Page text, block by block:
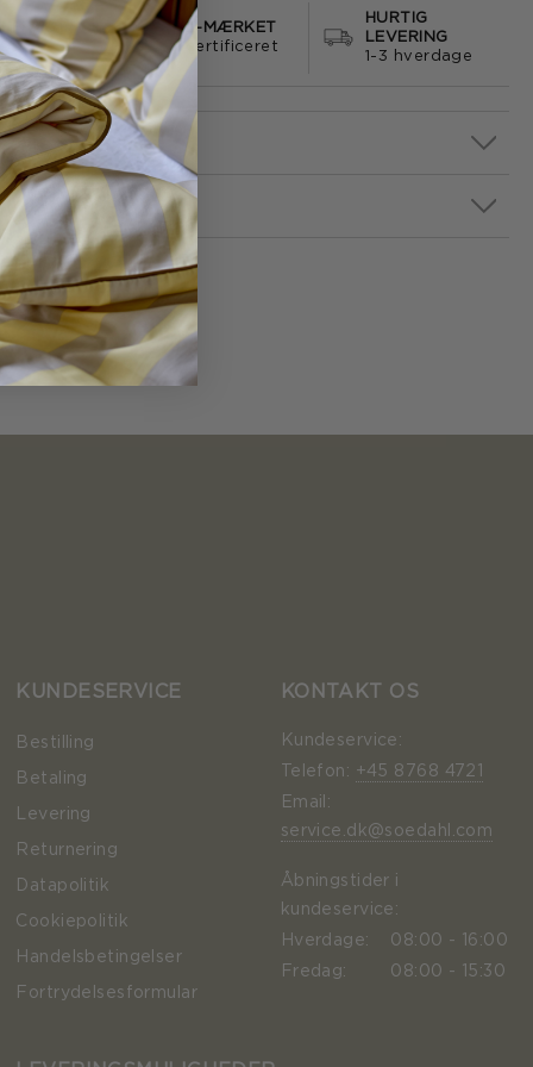
FRAGT
E-MÆRKET
certificeret
HURTIG
LEVERING
1-3 hverdage
KUNDESERVICE
Bestilling
Betaling
Levering
Returnering
Datapolitik
Cookiepolitik
Handelsbetingelser
Fortrydelsesformular
KONTAKT OS
Kundeservice:
Telefon: +45 8768 4721
Email:
service.dk@soedahl.com
Åbningstider i
kundeservice:
Hverdage: 08:00 - 16:00
Fredag: 08:00 - 15:30